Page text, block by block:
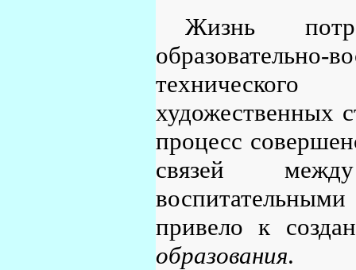
Жизнь
художественных
процесс
связей
привело к
образования.